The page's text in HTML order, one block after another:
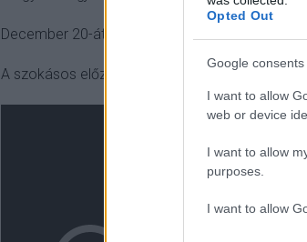
Opted Out
Google consents
I want to allow
web or device
I want to allow
purposes.
I want to allow
December 20-ától ti is megnézhetitek majd a
A szokásos előzetes-összevetéssel zárom